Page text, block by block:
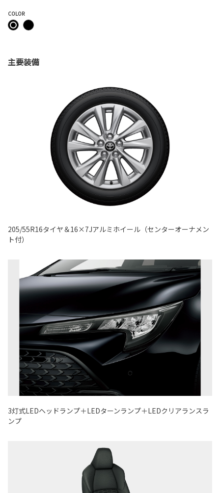
COLOR
主要装備
205/55R16タイヤ＆16×7Jアルミホイール（センターオーナメン
ト付）
3灯式LEDヘッドランプ＋LEDターンランプ＋LEDクリアランスラ
ンプ